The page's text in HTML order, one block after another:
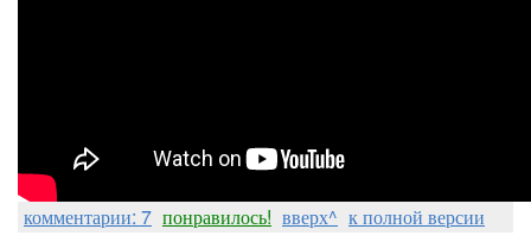
комментарии: 7 понравилось! вверх^ к полной версии